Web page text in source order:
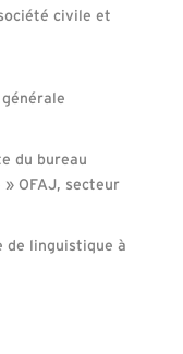
civile et
du bureau
OFAJ, secteur
de linguistique à